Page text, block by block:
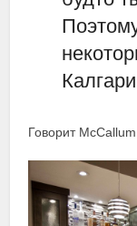
Говорит McCallum.